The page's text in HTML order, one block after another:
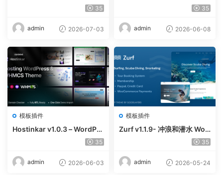
o Elementor WordPress Th
35
admin 2026-07-03
ortfolio & Digital Agency W
e
35
admin 2026-06-08
模板插件
Hostinkar v1.0.3 – WordPre
35
admin 2026-06-03
模板插件
Zurf v1.1.9- 冲浪和潜水 Wor
35
admin 2026-05-24